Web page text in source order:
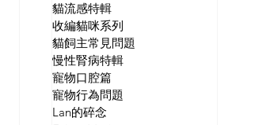
貓流感特輯
收編貓咪系列
貓飼主常見問題
慢性腎病特輯
寵物口腔篇
寵物行為問題
Lan的碎念